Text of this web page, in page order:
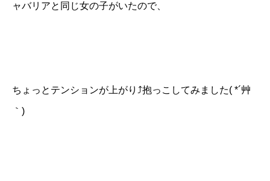
ャバリアと同じ女の子がいたので、
ちょっとテンションが上がり⤴抱っこしてみました( *´艸
｀)